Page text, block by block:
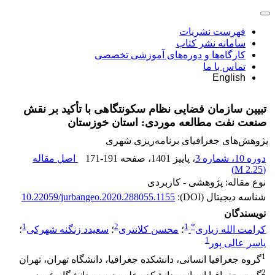
فهرست نشریات
سامانه نشر کتاب
کارگاه‌ها و دوره‌های آموزشی تخصصی
تماس با ما
English
تبیین سازمان فضایی نظام سکونتگاهی با تأکید بر نقش
صنعت نفت مطالعه موردی: استان خوزستان
پژوهش‌های جغرافیای برنامه‌ریزی شهری
دوره 10، شماره 3
، پاییز 1401 ، صفحه 171-191
اصل مقاله
(
2.25 M
)
نوع مقاله: پژوهشی - کاربردی
شناسه دیجیتال (DOI):
10.22059/jurbangeo.2020.288055.1155
نویسندگان
کرامت الله زیاری*
1؛ محسن کلانتری2؛ سعیدد زنگنه شهرکی1؛
یاسر عالی پور 1
1گروه جغرافیا انسانی، دانشکده جغرافیا، دانشگاه تهران، تهران
2